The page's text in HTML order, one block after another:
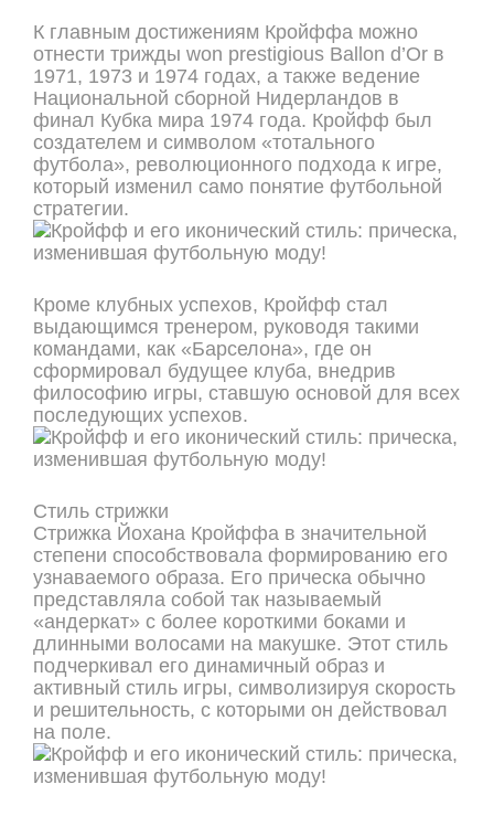
К главным достижениям Кройффа можно
отнести трижды won prestigious Ballon d’Or в
1971, 1973 и 1974 годах, а также ведение
Национальной сборной Нидерландов в
финал Кубка мира 1974 года. Кройфф был
создателем и символом «тотального
футбола», революционного подхода к игре,
который изменил само понятие футбольной
стратегии.
Кроме клубных успехов, Кройфф стал
выдающимся тренером, руководя такими
командами, как «Барселона», где он
сформировал будущее клуба, внедрив
философию игры, ставшую основой для всех
последующих успехов.
Стиль стрижки
Стрижка Йохана Кройффа в значительной
степени способствовала формированию его
узнаваемого образа. Его прическа обычно
представляла собой так называемый
«андеркат» с более короткими боками и
длинными волосами на макушке. Этот стиль
подчеркивал его динамичный образ и
активный стиль игры, символизируя скорость
и решительность, с которыми он действовал
на поле.